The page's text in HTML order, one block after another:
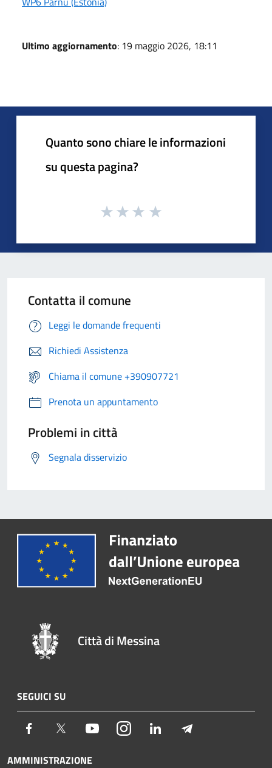
Ultimo aggiornamento: 19 maggio 2026, 18:11
Quanto sono chiare le informazioni
su questa pagina?
Contatta il comune
Leggi le domande frequenti
Richiedi Assistenza
Chiama il comune +390907721
Prenota un appuntamento
Problemi in città
Segnala disservizio
Città di Messina
SEGUICI SU
Facebook Twitter YoutubeInstagram LinkedIn
AMMINISTRAZIONE